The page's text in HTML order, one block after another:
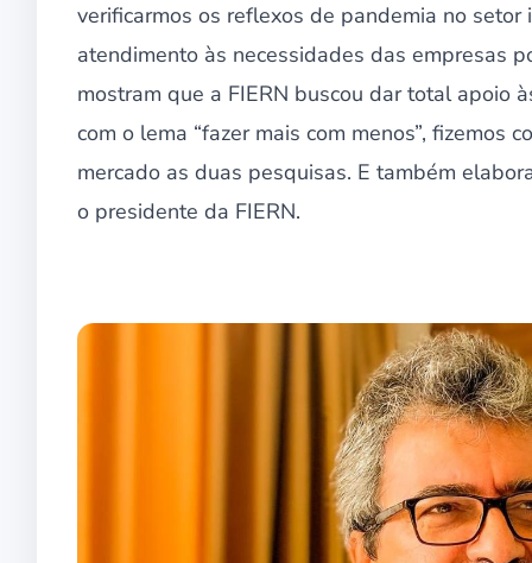
verificarmos os reflexos de pandemia no
atendimento às necessidades das empresas
mostram que a FIERN buscou dar total apoio
com o lema “fazer mais com menos”, fizemos
mercado as duas pesquisas. E também
o presidente da FIERN.